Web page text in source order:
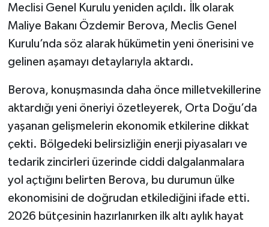
Meclisi Genel Kurulu yeniden açıldı. İlk olarak
Maliye Bakanı Özdemir Berova, Meclis Genel
Kurulu’nda söz alarak hükümetin yeni önerisini ve
gelinen aşamayı detaylarıyla aktardı.
Berova, konuşmasında daha önce milletvekillerine
aktardığı yeni öneriyi özetleyerek, Orta Doğu’da
yaşanan gelişmelerin ekonomik etkilerine dikkat
çekti. Bölgedeki belirsizliğin enerji piyasaları ve
tedarik zincirleri üzerinde ciddi dalgalanmalara
yol açtığını belirten Berova, bu durumun ülke
ekonomisini de doğrudan etkilediğini ifade etti.
2026 bütçesinin hazırlanırken ilk altı aylık hayat